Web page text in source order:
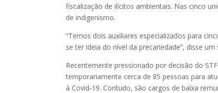
fiscalização de ilícitos ambientais. Nas cinco
de indigenismo.
“Temos dois auxiliares especializados para
se ter ideia do nível da precariedade”, disse um
Recentemente pressionado por decisão do
temporariamente cerca de 85 pessoas para
à Covid-19. Contudo, são cargos de baixa